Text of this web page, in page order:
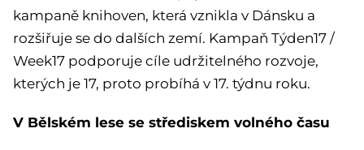
kampaně knihoven, která vznikla v Dánsku a
rozšiřuje se do dalších zemí. Kampaň Týden17 /
Week17 podporuje cíle udržitelného rozvoje,
kterých je 17, proto probíhá v 17. týdnu roku.
V Bělském lese se střediskem volného času